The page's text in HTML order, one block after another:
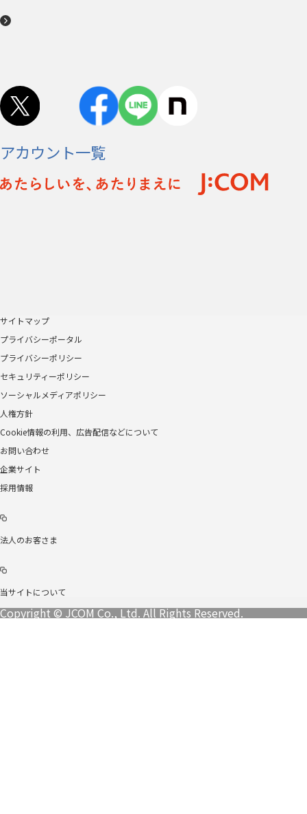
アカウント一覧
サイトマップ
プライバシーポータル
プライバシーポリシー
セキュリティーポリシー
ソーシャルメディアポリシー
人権方針
Cookie情報の利用、広告配信などについて
お問い合わせ
企業サイト
採用情報
法人のお客さま
当サイトについて
Copyright © JCOM Co., Ltd. All Rights Reserved.